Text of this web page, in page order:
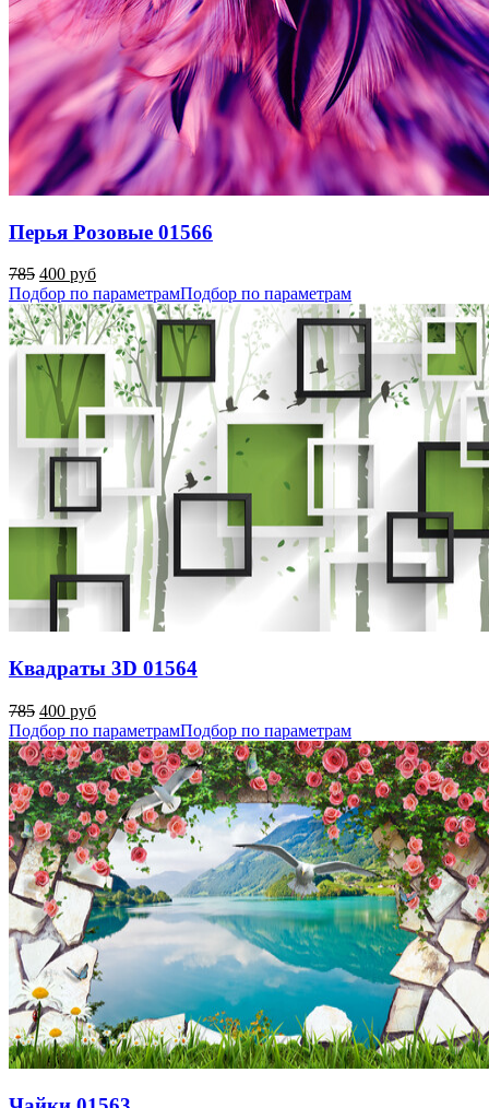
Перья Розовые 01566
785 400 руб
Подбор по параметрамПодбор по параметрам
Квадраты 3D 01564
785 400 руб
Подбор по параметрамПодбор по параметрам